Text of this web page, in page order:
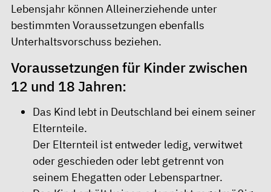
Lebensjahr können Alleinerziehende unter
bestimmten Voraussetzungen ebenfalls
Unterhaltsvorschuss beziehen.
Voraussetzungen für Kinder zwischen
12 und 18 Jahren:
Das Kind lebt in Deutschland bei einem seiner
Elternteile.
Der Elternteil ist entweder ledig, verwitwet
oder geschieden oder lebt getrennt von
seinem Ehegatten oder Lebenspartner.